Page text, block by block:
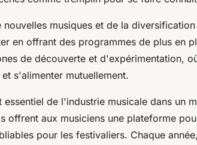
musiques et de la
en offrant des programmes de plus en
de découverte et d'expérimentation,
s'alimenter mutuellement.
essentiel de l'industrie musicale dans un
offrent aux musiciens une plateforme
pour les festivaliers. Chaque